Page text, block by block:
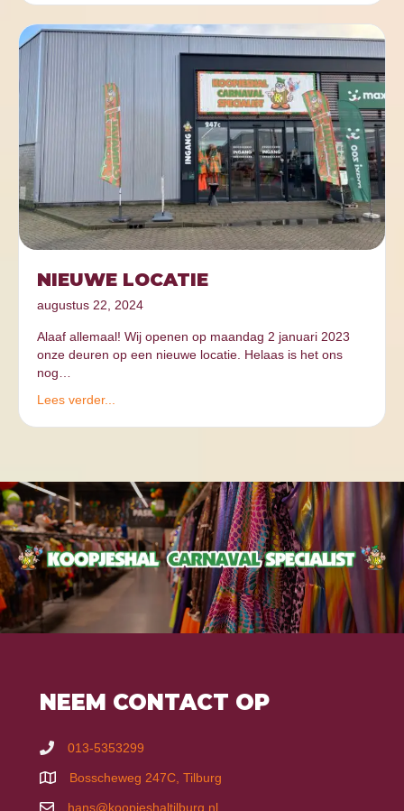
NIEUWE LOCATIE
augustus 22, 2024
Alaaf allemaal! Wij openen op maandag 2 januari 2023
onze deuren op een nieuwe locatie. Helaas is het ons
nog…
Lees verder...
NEEM CONTACT OP
013-5353299
Bosscheweg 247C, Tilburg
hans@koopjeshaltilburg.nl